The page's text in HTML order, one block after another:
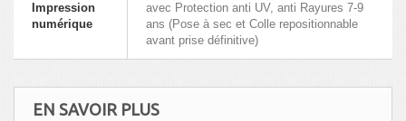
Impression
numérique
avec Protection anti UV, anti Rayures 7-9
ans (Pose à sec et Colle repositionnable
avant prise définitive)
EN SAVOIR PLUS